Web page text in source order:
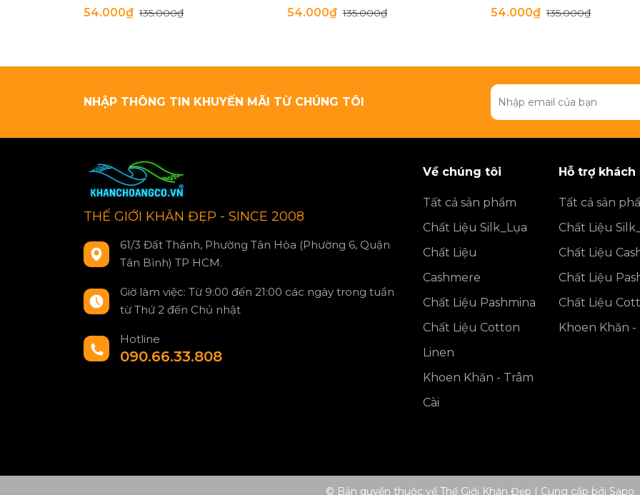
54.000₫135.000₫ 54.000₫135.000₫ 54.000₫135.000₫
NHẬP THÔNG TIN KHUYẾN MÃI TỪ CHÚNG TÔI
THẾ GIỚI KHĂN ĐẸP - SINCE 2008
61/3 Đất Thánh, Phường Tân Hòa (Phường 6, Quận
Tân Bình) TP HCM.
Giờ làm việc: Từ 9:00 đến 21:00 các ngày trong tuần
từ Thứ 2 đến Chủ nhật
Hotline
090.66.33.808
Về chúng tôi
Tất cả sản phẩm
Chất Liệu Silk_Lụa
Chất Liệu
Cashmere
Chất Liệu Pashmina
Chất Liệu Cotton
Linen
Khoen Khăn - Trâm
Cài
Hỗ trợ khách
Tất cả sản
Chất Liệu
Chất Liệu
Chất Liệu
Chất Liệu
Khoen Khăn -
© Bản quyền thuộc về Thế Giới Khăn Đẹp | Cung cấp bởi Sapo